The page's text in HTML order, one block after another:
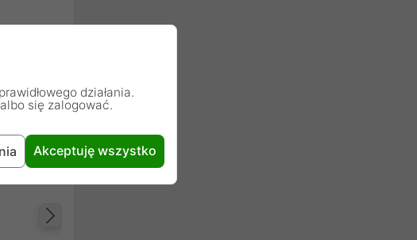
działania.
się zalogować.
Akceptuję wszystko